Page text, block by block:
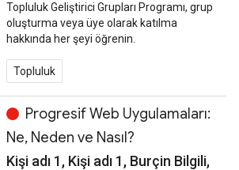
Topluluk Geliştirici Grupları Programı, grup
oluşturma veya üye olarak katılma
hakkında her şeyi öğrenin.
Topluluk
Progresif Web Uygulamaları:
Ne, Neden ve Nasıl?
Kişi adı 1, Kişi adı 1, Burçin Bilgili,